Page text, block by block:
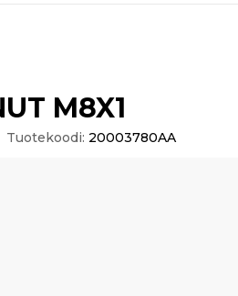
M8X1
Tuotekoodi: 20003780AA